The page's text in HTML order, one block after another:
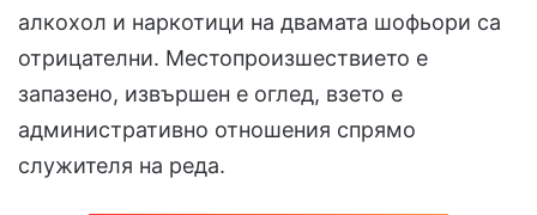
алкохол и наркотици на двамата шофьори са
отрицателни. Местопроизшествието е
запазено, извършен е оглед, взето е
административно отношения спрямо
служителя на реда.